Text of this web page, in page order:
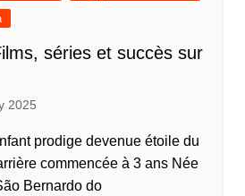
séries et succès sur
2025
prodige devenue étoile du
commencée à 3 ans Née
Bernardo do